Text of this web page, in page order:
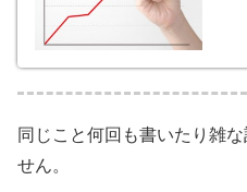
同じこと何回も書いたり雑
せん。